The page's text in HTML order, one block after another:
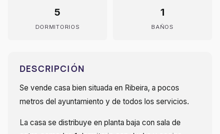
5
DORMITORIOS
1
BAÑOS
DESCRIPCIÓN
Se vende casa bien situada en Ribeira, a pocos
metros del ayuntamiento y de todos los servicios.
La casa se distribuye en planta baja con sala de